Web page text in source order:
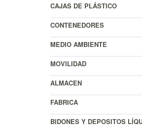
CAJAS DE PLÁSTICO
CONTENEDORES
MEDIO AMBIENTE
MOVILIDAD
ALMACEN
FABRICA
BIDONES Y DEPOSITOS